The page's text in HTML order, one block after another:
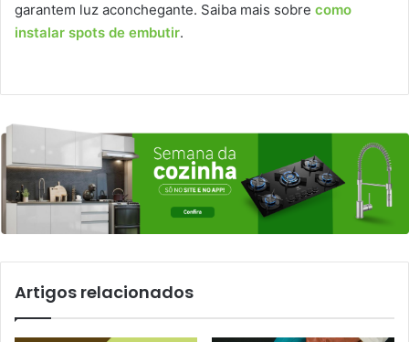
garantem luz aconchegante. Saiba mais sobre como
instalar spots de embutir.
Artigos relacionados